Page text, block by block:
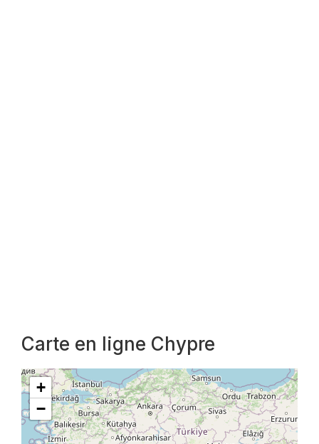
Carte en ligne Chypre
+
−